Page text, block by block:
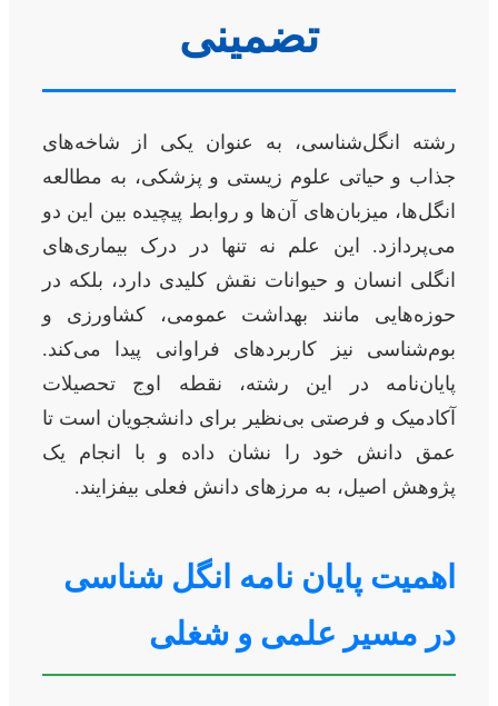
تضمینی
رشته انگل‌شناسی، به عنوان یکی از شاخه‌های
جذاب و حیاتی علوم زیستی و پزشکی، به مطالعه
انگل‌ها، میزبان‌های آن‌ها و روابط پیچیده بین این دو
می‌پردازد. این علم نه تنها در درک بیماری‌های
انگلی انسان و حیوانات نقش کلیدی دارد، بلکه در
حوزه‌هایی مانند بهداشت عمومی، کشاورزی و
بوم‌شناسی نیز کاربردهای فراوانی پیدا می‌کند.
پایان‌نامه در این رشته، نقطه اوج تحصیلات
آکادمیک و فرصتی بی‌نظیر برای دانشجویان است تا
عمق دانش خود را نشان داده و با انجام یک
پژوهش اصیل، به مرزهای دانش فعلی بیفزایند.
اهمیت پایان نامه انگل شناسی
در مسیر علمی و شغلی